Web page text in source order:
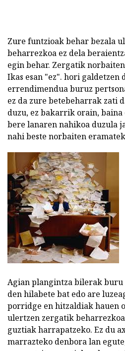
Zure funtzioak behar bezala
beharrezkoa ez dela
egin behar. Zergatik
Ikas esan "ez". hori galdetzen
errendimendua buruz
ez da zure betebeharrak zati
duzu, ez bakarrik orain,
bere lanaren nahikoa duzula
nahi beste norbaiten
Agian plangintza bilerak
den hilabete bat edo are
porridge en hitzaldiak hauen
ulertzen zergatik
guztiak harrapatzeko. Ez du
marrazteko denbora lan